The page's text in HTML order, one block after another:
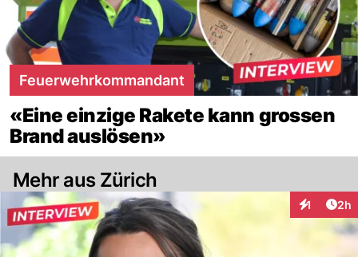
Feuerwehrkommandant
«Eine einzige Rakete kann grossen
Brand auslösen»
Mehr aus Zürich
1 2h